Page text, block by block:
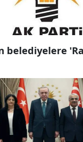
belediyelere